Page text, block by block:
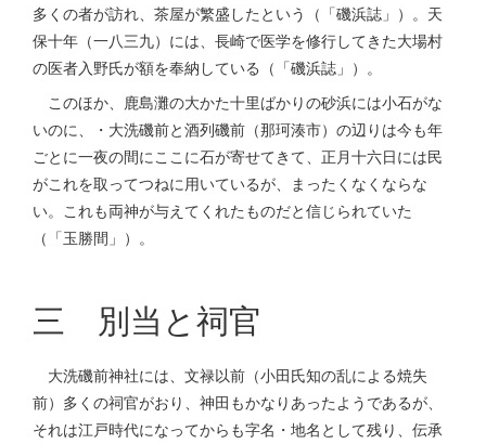
多くの者が訪れ、茶屋が繁盛したという（「磯浜誌」）。天
保十年（一八三九）には、長崎で医学を修行してきた大場村
の医者入野氏が額を奉納している（「磯浜誌」）。
このほか、鹿島灘の大かた十里ばかりの砂浜には小石がな
いのに、・大洗磯前と酒列磯前（那珂湊市）の辺りは今も年
ごとに一夜の間にここに石が寄せてきて、正月十六日には民
がこれを取ってつねに用いているが、まったくなくならな
い。これも両神が与えてくれたものだと信じられていた
（「玉勝間」）。
三 別当と祠官
大洗磯前神社には、文禄以前（小田氏知の乱による焼失
前）多くの祠官がおり、神田もかなりあったようであるが、
それは江戸時代になってからも字名・地名として残り、伝承